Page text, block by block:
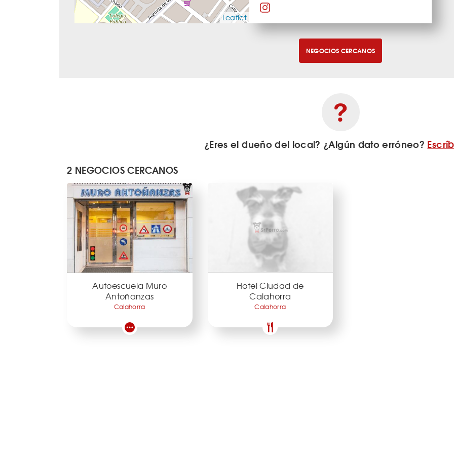
Leaflet
NEGOCIOS CERCANOS
¿Eres el dueño del local? ¿Algún dato erróneo?
2 NEGOCIOS CERCANOS
Autoescuela Muro
Antoñanzas
Calahorra
Hotel Ciudad de
Calahorra
Calahorra